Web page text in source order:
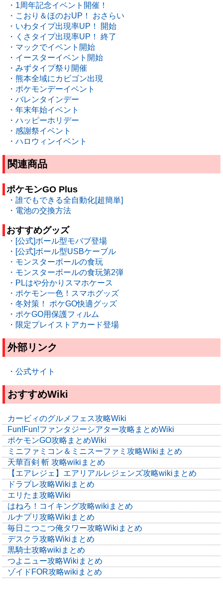
・1周年記念イベント開催！
・こおり＆ほのおUP！ おさらい
・いわタイプ出現率UP！ 開始
・くさタイプ出現率UP！ 終了
・マックでイベント開始
・イースターイベント開始
・みずタイプ祭り開催
・熊本全域にカビゴン出現
・ポケモンデーイベント
・バレンタインデー
・年末年始イベント
・ハッピーホリデー
・感謝祭イベント
・ハロウィンイベント
関連商品
ポケモンGO Plus
・誰でもできる全自動化[超簡単]
・電池の交換方法
おすすめグッズ
・[公式]ボール型モバブ登場
・[公式]ボール型USBケーブル
・モンスターボールの食玩
・モンスターボールの食玩第2弾
・PLはや分かりスマホケース
・ポケモン一色！スマホグッズ
・冬対策！ ポケGO快適グッズ
・ポケGO用保護フィルム
・限定プレイストアカード登場
外部リンク
・公式サイト
おすすめWiki
カービィのグルメフェス攻略Wiki
Fun!Fun!ファンタジーシアター攻略まとめWiki
ポケモンGO攻略まとめWiki
ミニファミコン＆ミニスーファミ攻略Wikiまとめ
天華百剣 斬 攻略wikiまとめ
【エアレジェ】エアリアルレジェンズ攻略wikiまとめ
ドラブレ攻略Wikiまとめ
エリたま攻略Wiki
はねろ！コイキング攻略wikiまとめ
ルナプリ攻略Wikiまとめ
毎日こつこつ俺タワー攻略Wikiまとめ
デスクラ攻略Wikiまとめ
黒騎士攻略wikiまとめ
つよニュー攻略Wikiまとめ
ゾイドFOR攻略wikiまとめ